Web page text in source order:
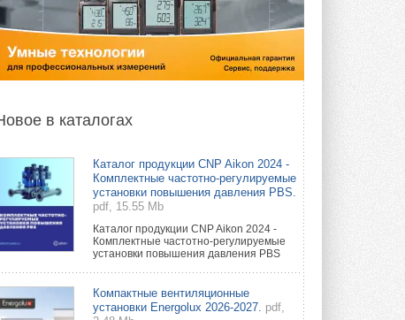
в каталогах
Каталог продукции CNP Aikon 2024 -
Комплектные частотно-регулируемые
установки повышения давления PBS.
pdf, 15.55 Mb
Каталог продукции CNP Aikon 2024 -
Комплектные частотно-регулируемые
установки повышения давления PBS
Компактные вентиляционные
установки Energolux 2026-2027. pdf,